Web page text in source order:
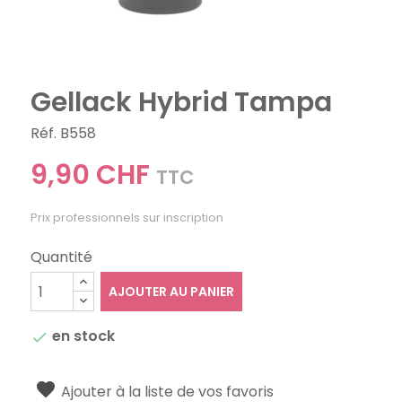
Gellack Hybrid Tampa
Réf. B558
9,90 CHF TTC
Prix professionnels sur inscription
Quantité
AJOUTER AU PANIER
 en stock
Ajouter à la liste de vos favoris